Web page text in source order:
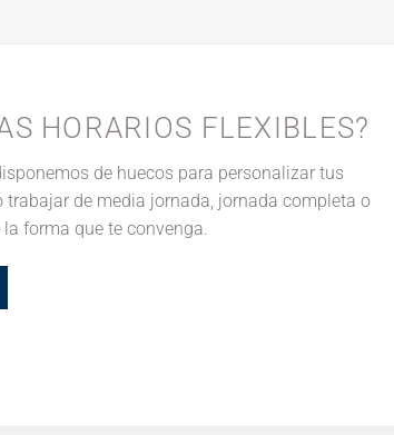
HORARIOS FLEXIBLES?
de huecos para personalizar tus
trabajar de media jornada, jornada completa o
forma que te convenga.